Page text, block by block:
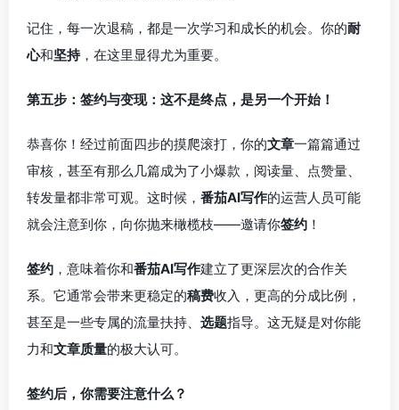
记住，每一次退稿，都是一次学习和成长的机会。你的耐
心和坚持，在这里显得尤为重要。
第五步：签约与变现：这不是终点，是另一个开始！
恭喜你！经过前面四步的摸爬滚打，你的文章一篇篇通过
审核，甚至有那么几篇成为了小爆款，阅读量、点赞量、
转发量都非常可观。这时候， 番茄AI写作的运营人员可能
就会注意到你，向你抛来橄榄枝——邀请你签约 ！
签约 ，意味着你和番茄AI写作建立了更深层次的合作关
系。它通常会带来更稳定的稿费收入，更高的分成比例，
甚至是一些专属的流量扶持、 选题指导。这无疑是对你能
力和文章质量的极大认可。
签约后，你需要注意什么？